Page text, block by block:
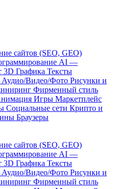
сайтов (SEO, GEO)
AI —
3D Графика Тексты
Аудио/Видео/Фото Рисунки и
Фирменный стиль
Игры Маркетплейс
Социальные сети Крипто и
Браузеры
сайтов (SEO, GEO)
AI —
3D Графика Тексты
Аудио/Видео/Фото Рисунки и
Фирменный стиль